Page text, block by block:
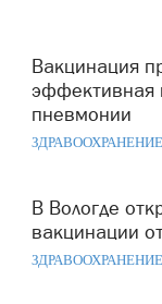
Вакцинация против пневмококковой инфекции —
эффективная
пневмонии
ЗДРАВООХРАНЕНИЕ
В Вологде открывается новый мобильный пункт
вакцинации
ЗДРАВООХРАНЕНИЕ